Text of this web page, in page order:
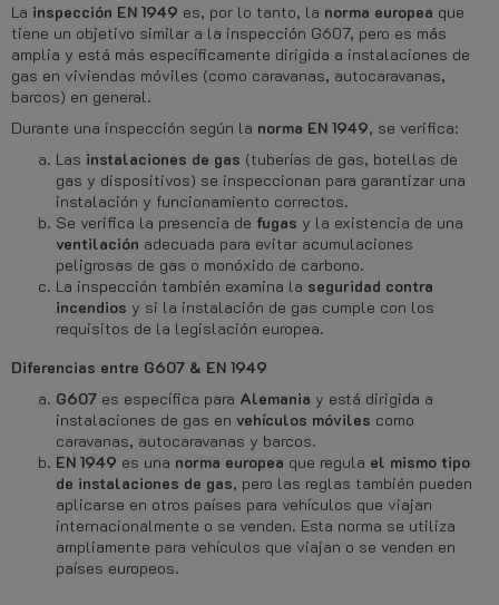
La inspección EN 1949 es, por lo tanto, la norma europea que
tiene un objetivo similar a la inspección G607, pero es más
amplia y está más específicamente dirigida a instalaciones de
gas en viviendas móviles (como caravanas, autocaravanas,
barcos) en general.
Durante una inspección según la norma EN 1949, se verifica:
Las instalaciones de gas (tuberías de gas, botellas de
gas y dispositivos) se inspeccionan para garantizar una
instalación y funcionamiento correctos.
Se verifica la presencia de fugas y la existencia de una
ventilación adecuada para evitar acumulaciones
peligrosas de gas o monóxido de carbono.
La inspección también examina la seguridad contra
incendios y si la instalación de gas cumple con los
requisitos de la legislación europea.
Diferencias entre G607 & EN 1949
G607 es específica para Alemania y está dirigida a
instalaciones de gas en vehículos móviles como
caravanas, autocaravanas y barcos.
EN 1949 es una norma europea que regula el mismo tipo
de instalaciones de gas, pero las reglas también pueden
aplicarse en otros países para vehículos que viajan
internacionalmente o se venden. Esta norma se utiliza
ampliamente para vehículos que viajan o se venden en
países europeos.